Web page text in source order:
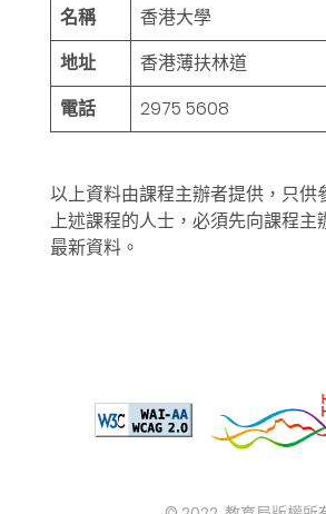
名稱
香港大學
地址
香港薄扶林道
電話
2975 5608
以上資料由課程主辦者提供，只供
上述課程的人士，必須先向課程主
最新資料。